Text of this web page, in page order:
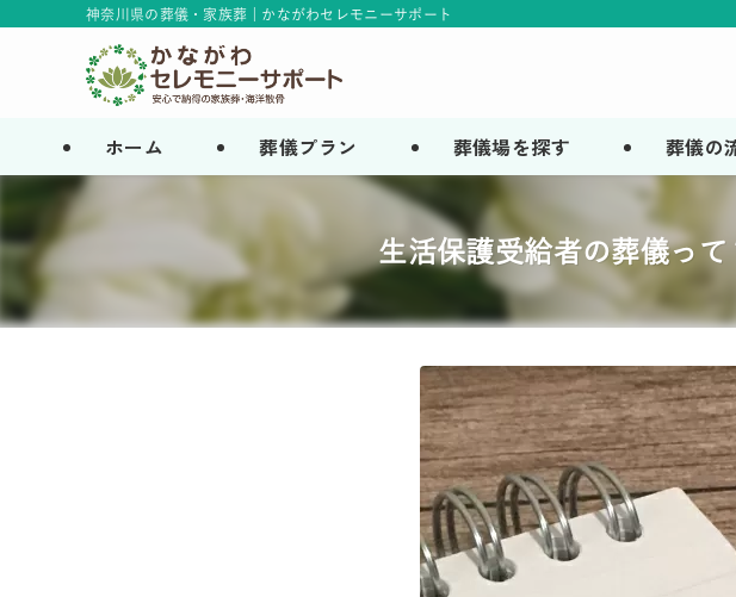
神奈川県の葬儀・家族葬 | かながわセレモニーサポート
ホーム 葬儀プラン 葬儀場を探す 葬儀の
生活保護受給者の葬儀って